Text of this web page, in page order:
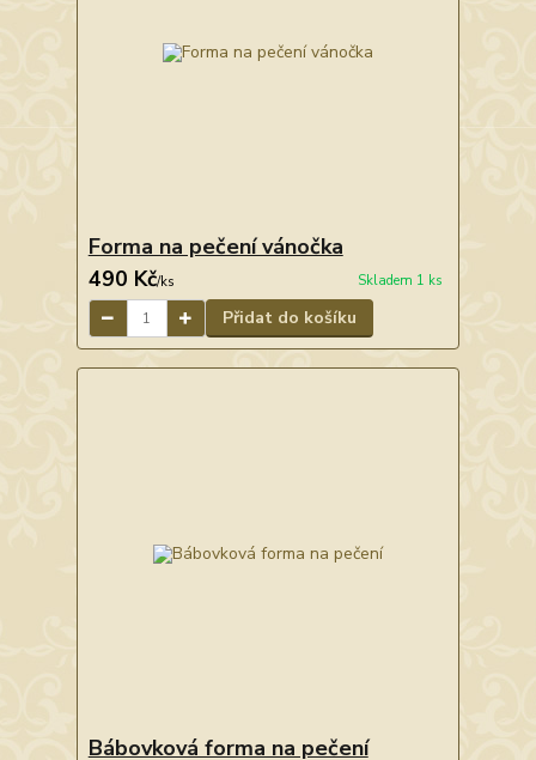
Forma na pečení vánočka
490 Kč/ks Skladem 1 ks
Přidat do košíku
Bábovková forma na pečení